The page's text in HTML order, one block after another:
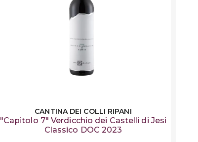
CANTINA DEI COLLI RIPANI
"Capitolo 7" Verdicchio dei Castelli di Jesi
Classico DOC 2023